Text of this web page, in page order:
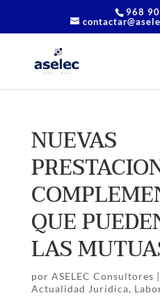
968
NUEVAS
QUE
LAS
por ASELEC Consultores |
Actualidad Jurídica,